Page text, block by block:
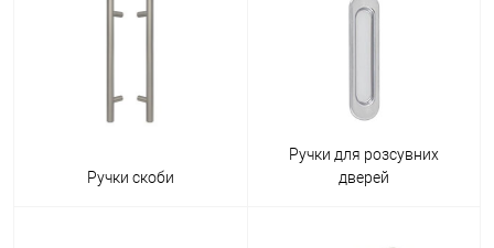
Ручки скоби
Ручки для розсувних
дверей